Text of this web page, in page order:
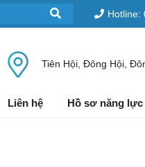
Hotline:
Tiên Hội, Đông Hội,
Liên hệ Hồ sơ năng lực